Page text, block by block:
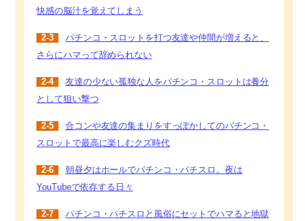
快感の脳汁を覚えてしまう
2-3
パチンコ・スロットを打つ友達や仲間が増えると、
さらにハマって辞められない
2-4
友達の少ない孤独な人をパチンコ・スロットは養分
として狙い撃つ
2-5
合コンや友達の集まりをすっぽかしてのパチンコ・
スロットで最高に楽しむクズ時代
2-6
朝昼夕はホールでパチンコ・パチスロ。夜は
YouTubeで依存する日々
2-7
パチンコ・パチスロと風俗にセットでハマると地獄